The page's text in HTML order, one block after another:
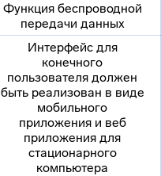
Функция беспроводной
передачи данных
Интерфейс для
конечного
пользователя должен
быть реализован в виде
мобильного
приложения и веб
приложения для
стационарного
компьютера